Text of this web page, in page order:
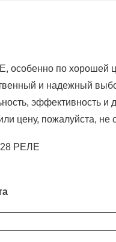
особенно по
и надежный
эффективность и
цену, пожалуйста, не